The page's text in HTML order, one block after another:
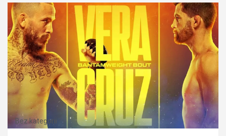
Bez kategorii